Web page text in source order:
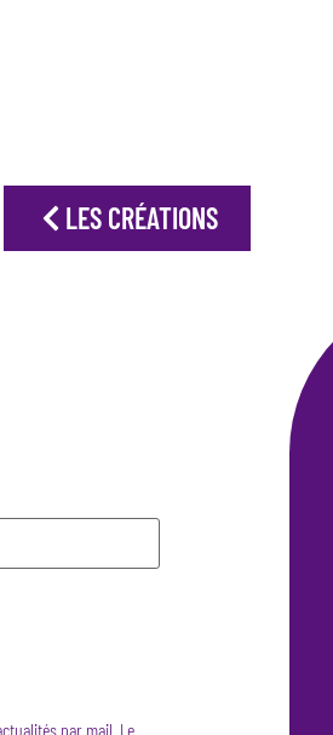
LES CRÉATIONS
par mail. Le